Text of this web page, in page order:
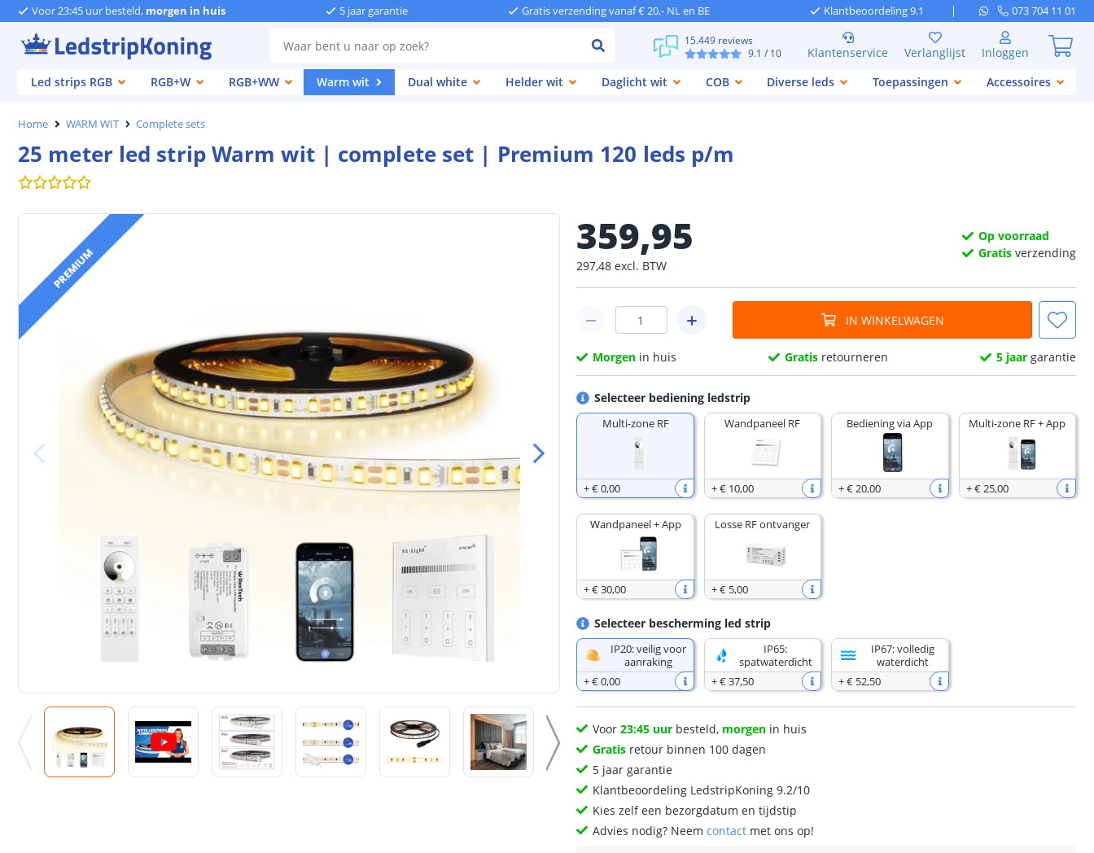
Voor 23:45 uur besteld, morgen in huis 5 jaar garantie Gratis verzending vanaf € 20,- NL en BE Klantbeoordeling 9.1 073 704 11 01
15.449 reviews
9.1 / 10 Klantenservice Verlanglijst
Inloggen
Led strips RGB
RGB+W RGB+WW Warm wit Dual white Helder wit Daglicht wit COB Diverse leds Toepassingen Accessoires
Home WARM WIT Complete sets
25 meter led strip Warm wit | complete set | Premium 120 leds p/m
PREMIUM
359,95
297,48 excl. BTW
Op voorraad
Gratis verzending
IN WINKELWAGEN
Morgen in huis Gratis retourneren 5 jaargarantie
Selecteer bediening ledstrip
Multi-zone RF
+€ 0,00
Wandpaneel RF
+€ 10,00
Bediening via App
+€ 20,00
Multi-zone RF + App
+€ 25,00
Wandpaneel + App
+€ 30,00
Losse RF ontvanger
+€ 5,00
Selecteer bescherming led strip
IP20: veilig voor
aanraking
+€ 0,00
IP65:
spatwaterdicht
+€ 37,50
IP67: volledig
waterdicht
+€ 52,50
Voor23:45 uur besteld, morgen in huis
Gratis retour binnen 100 dagen
5 jaar garantie
Klantbeoordeling LedstripKoning 9.2/10
Kies zelf een bezorgdatum en tijdstip
Advies nodig? Neemcontact met ons op!